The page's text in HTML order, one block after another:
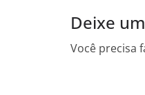
Deixe
Você precisa